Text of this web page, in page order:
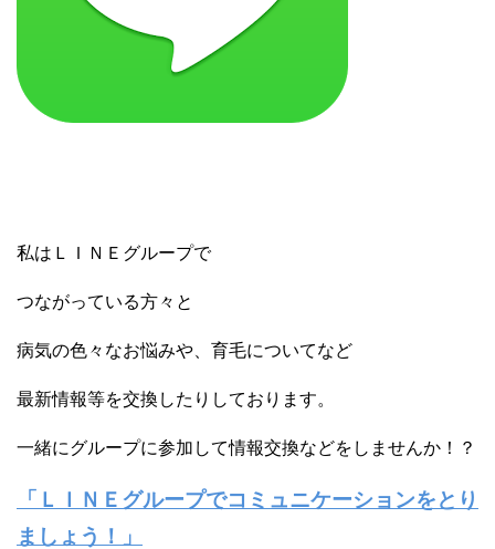
私はＬＩＮＥグループで
つながっている方々と
病気の色々なお悩みや、育毛についてなど
最新情報等を交換したりしております。
一緒にグループに参加して情報交換などをしませんか！？
「ＬＩＮＥグループでコミュニケーションをとり
ましょう！」